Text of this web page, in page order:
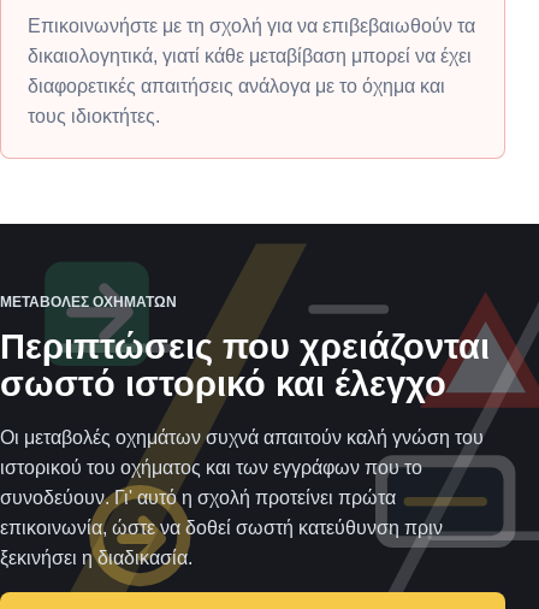
Επικοινωνήστε με τη σχολή για να επιβεβαιωθούν τα
δικαιολογητικά, γιατί κάθε μεταβίβαση μπορεί να έχει
διαφορετικές απαιτήσεις ανάλογα με το όχημα και
τους ιδιοκτήτες.
ΜΕΤΑΒΟΛΈΣ ΟΧΗΜΆΤΩΝ
Περιπτώσεις που χρειάζονται
σωστό ιστορικό και έλεγχο
Οι μεταβολές οχημάτων συχνά απαιτούν καλή γνώση του
ιστορικού του οχήματος και των εγγράφων που το
συνοδεύουν. Γι' αυτό η σχολή προτείνει πρώτα
επικοινωνία, ώστε να δοθεί σωστή κατεύθυνση πριν
ξεκινήσει η διαδικασία.